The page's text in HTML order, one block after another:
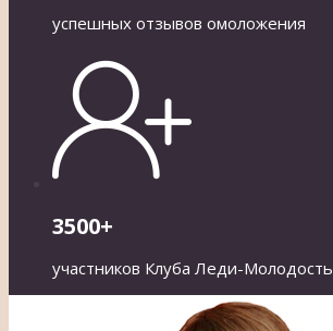
успешных отзывов омоложения
3500+
участников Клуба Леди-Молодость